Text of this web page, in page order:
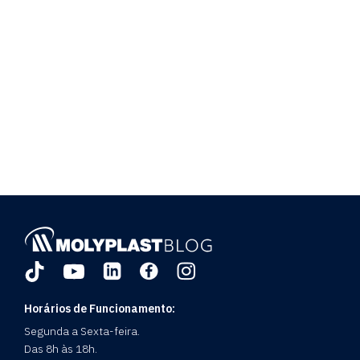
Horários de Funcionamento:
Segunda a Sexta-feira.
Das 8h às 18h.